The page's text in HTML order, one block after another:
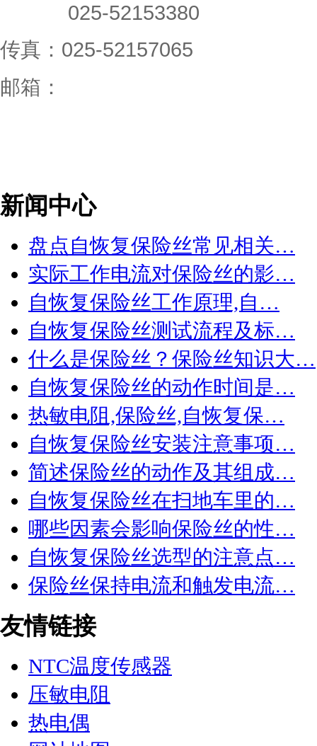
025-52153380
传真：025-52157065
邮箱：
新闻中心
盘点自恢复保险丝常见相关…
实际工作电流对保险丝的影…
自恢复保险丝工作原理,自…
自恢复保险丝测试流程及标…
什么是保险丝？保险丝知识大…
自恢复保险丝的动作时间是…
热敏电阻,保险丝,自恢复保…
自恢复保险丝安装注意事项…
简述保险丝的动作及其组成…
自恢复保险丝在扫地车里的…
哪些因素会影响保险丝的性…
自恢复保险丝选型的注意点…
保险丝保持电流和触发电流…
友情链接
NTC温度传感器
压敏电阻
热电偶